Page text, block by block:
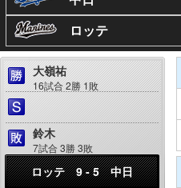
ロッテ
大嶺祐
16試合 2勝 1敗
鈴木
7試合 3勝 3敗
ロッテ 9 - 5 中日